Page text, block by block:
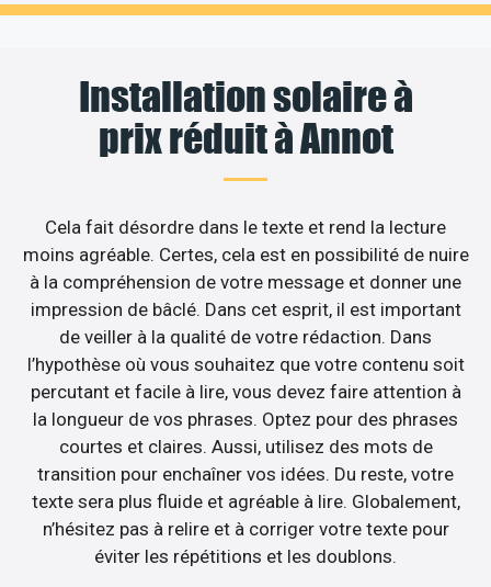
Installation solaire à
prix réduit à Annot
Cela fait désordre dans le texte et rend la lecture
moins agréable. Certes, cela est en possibilité de nuire
à la compréhension de votre message et donner une
impression de bâclé. Dans cet esprit, il est important
de veiller à la qualité de votre rédaction. Dans
l’hypothèse où vous souhaitez que votre contenu soit
percutant et facile à lire, vous devez faire attention à
la longueur de vos phrases. Optez pour des phrases
courtes et claires. Aussi, utilisez des mots de
transition pour enchaîner vos idées. Du reste, votre
texte sera plus fluide et agréable à lire. Globalement,
n’hésitez pas à relire et à corriger votre texte pour
éviter les répétitions et les doublons.